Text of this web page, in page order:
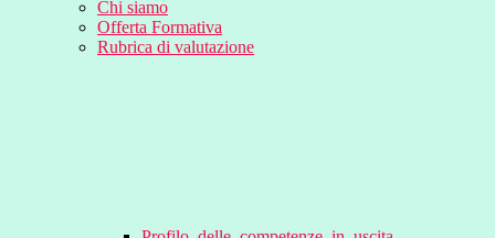
Chi siamo
Offerta Formativa
Rubrica di valutazione